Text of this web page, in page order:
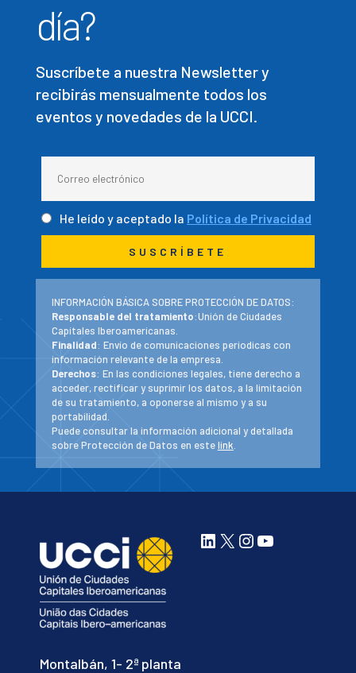
día?
Suscríbete a nuestra Newsletter y
recibirás mensualmente todos los
eventos y novedades de la UCCI.
He leído y aceptado la Política de Privacidad
INFORMACIÓN BÁSICA SOBRE PROTECCIÓN DE DATOS:
Responsable del tratamiento:Unión de Ciudades
Capitales Iberoamericanas.
Finalidad: Envío de comunicaciones periodicas con
información relevante de la empresa.
Derechos: En las condiciones legales, tiene derecho a
acceder, rectificar y suprimir los datos, a la limitación
de su tratamiento, a oponerse al mismo y a su
portabilidad.
Puede consultar la información adicional y detallada
sobre Protección de Datos en estelink
Montalbán, 1- 2ª planta
LinkedIn
X Instagram
YouTube